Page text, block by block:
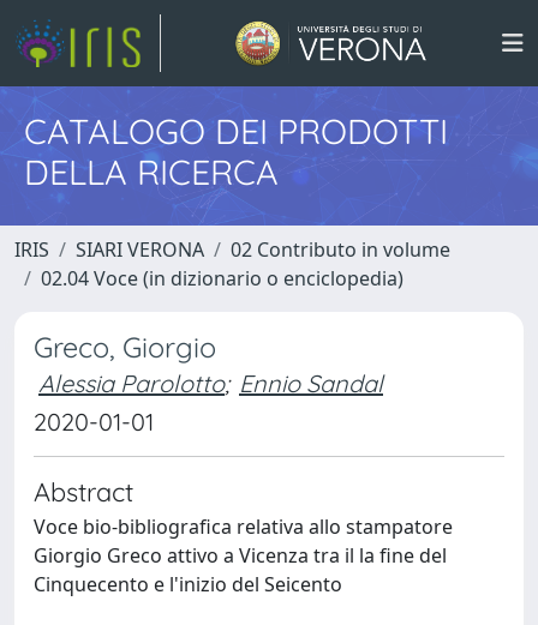
CATALOGO DEI PRODOTTI
DELLA RICERCA
IRIS SIARI VERONA
02 Contributo in volume
02.04 Voce (in dizionario o enciclopedia)
Greco, Giorgio
Alessia Parolotto; Ennio Sandal
2020-01-01
Abstract
Voce bio-bibliografica relativa allo stampatore
Giorgio Greco attivo a Vicenza tra il la fine del
Cinquecento e l'inizio del Seicento